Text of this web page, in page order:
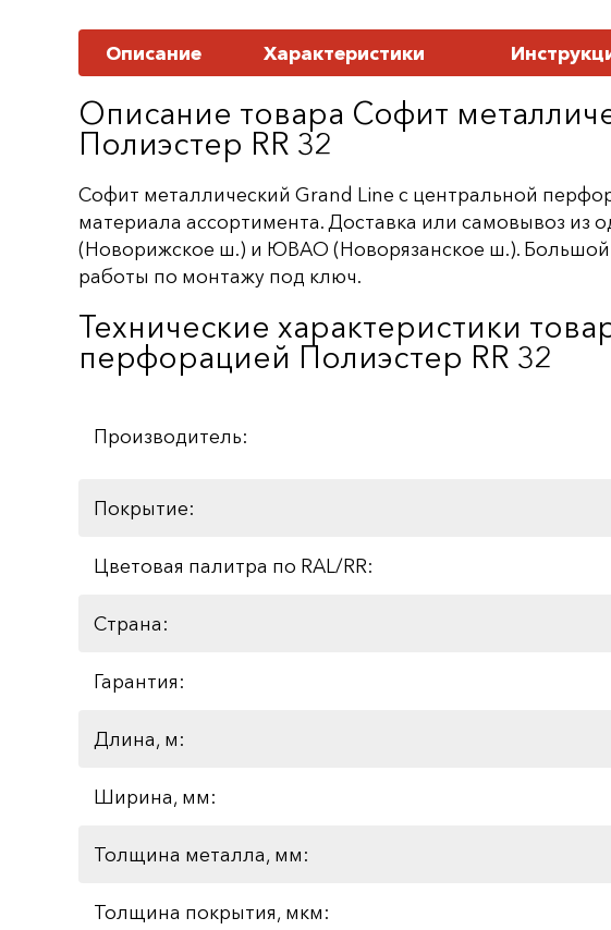
Описание Характеристики
Описание товара Софит
Полиэстер RR 32
Софит металлический Grand Line c центральной
материала ассортимента. Доставка или самовывоз из
(Новорижское ш.) и ЮВАО (Новорязанское ш.). Большой
работы по монтажу под ключ.
Технические характеристики
перфорацией Полиэстер RR 32
Производитель:
Покрытие:
Цветовая палитра по RAL/RR:
Страна:
Гарантия:
Длина, м:
Ширина, мм:
Толщина металла, мм:
Толщина покрытия, мкм: